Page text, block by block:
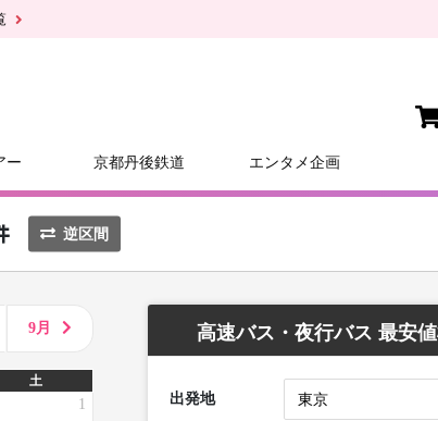
ー 京都丹後鉄道 エンタメ企画
逆区間
9月
土
1
高速バス・夜行バス 最安
出発地